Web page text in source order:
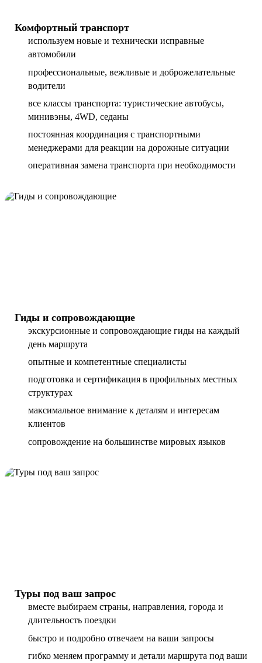
Комфортный транспорт
используем новые и технически исправные
автомобили
профессиональные, вежливые и доброжелательные
водители
все классы транспорта: туристические автобусы,
минивэны, 4WD, седаны
постоянная координация с транспортными
менеджерами для реакции на дорожные ситуации
оперативная замена транспорта при необходимости
Гиды и сопровождающие
экскурсионные и сопровождающие гиды на каждый
день маршрута
опытные и компетентные специалисты
подготовка и сертификация в профильных местных
структурах
максимальное внимание к деталям и интересам
клиентов
сопровождение на большинстве мировых языков
Туры под ваш запрос
вместе выбираем страны, направления, города и
длительность поездки
быстро и подробно отвечаем на ваши запросы
гибко меняем программу и детали маршрута под ваши